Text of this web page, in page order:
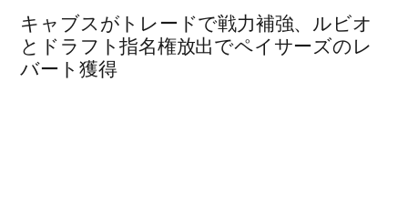
キャブスがトレードで戦力補強、ルビオ
とドラフト指名権放出でペイサーズのレ
バート獲得